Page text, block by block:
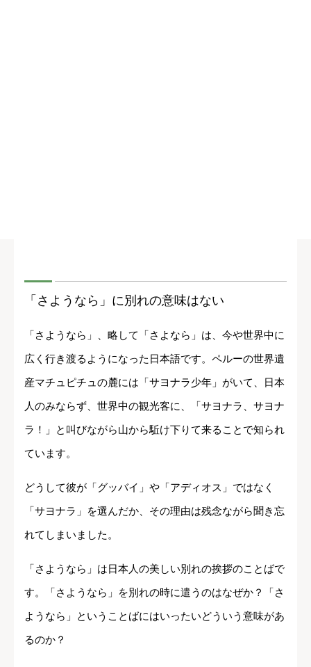
「さようなら」に別れの意味はない
「さようなら」、略して「さよなら」は、今や世界中に
広く行き渡るようになった日本語です。ペルーの世界遺
産マチュピチュの麓には「サヨナラ少年」がいて、日本
人のみならず、世界中の観光客に、「サヨナラ、サヨナ
ラ！」と叫びながら山から駈け下りて来ることで知られ
ています。
どうして彼が「グッバイ」や「アディオス」ではなく
「サヨナラ」を選んだか、その理由は残念ながら聞き忘
れてしまいました。
「さようなら」は日本人の美しい別れの挨拶のことばで
す。「さようなら」を別れの時に遣うのはなぜか？「さ
ようなら」ということばにはいったいどういう意味があ
るのか？